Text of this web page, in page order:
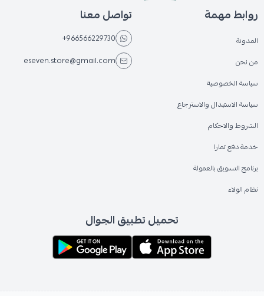
روابط مهمة
المدونة
من نحن
سياسة الخصوصية
سياسة الاستبدال والاسترجاع
الشروط والاحكام
خدمة دفع تمارا
برنامج التسويق بالعمولة
نظام الولاء
تواصل معنا
+966566229730
eseven.store@gmail.com
تحميل تطبيق الجوال